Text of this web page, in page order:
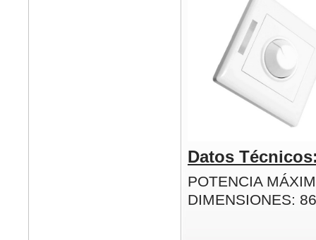
Datos
POTENCIA
DIMENSIONES: